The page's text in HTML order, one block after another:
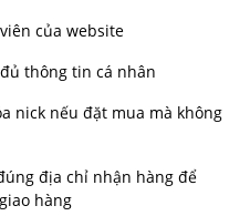
của website
thông tin cá nhân
nick nếu đặt mua mà không
địa chỉ nhận hàng để
hàng